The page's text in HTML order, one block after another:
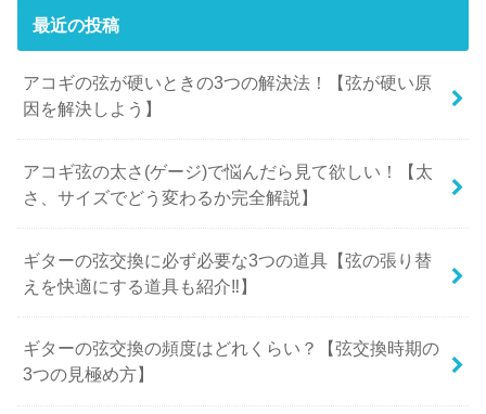
最近の投稿
アコギの弦が硬いときの3つの解決法！【弦が硬い原
因を解決しよう】
アコギ弦の太さ(ゲージ)で悩んだら見て欲しい！【太
さ、サイズでどう変わるか完全解説】
ギターの弦交換に必ず必要な3つの道具【弦の張り替
えを快適にする道具も紹介‼︎】
ギターの弦交換の頻度はどれくらい？【弦交換時期の
3つの見極め方】